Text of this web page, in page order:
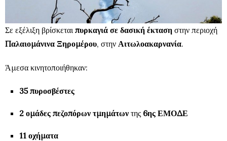
Σε εξέλιξη βρίσκεται πυρκαγιά σε δασική έκταση στην περιοχή
Παλαιομάνινα Ξηρομέρου, στην Αιτωλοακαρνανία.
Άμεσα κινητοποιήθηκαν:
35 πυροσβέστες
2 ομάδες πεζοπόρων τμημάτων της 6ης ΕΜΟΔΕ
11 οχήματα